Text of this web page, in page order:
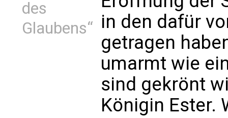
des
Glaubens“ in den dafür
getragen
umarmt wie
sind gekrönt
Königin Ester.